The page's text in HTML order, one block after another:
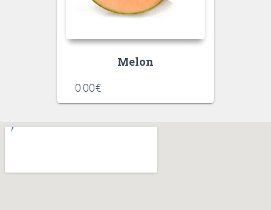
Melon
0.00€